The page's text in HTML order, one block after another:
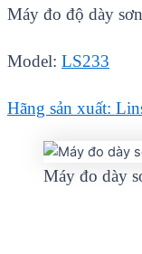
Máy đo độ dày
Model: LS233
Hãng sản xuất:
Máy đo dày